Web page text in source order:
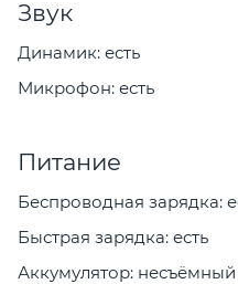
Звук
Динамик: есть
Микрофон: есть
Питание
Беспроводная зарядка:
Быстрая зарядка: есть
Аккумулятор: